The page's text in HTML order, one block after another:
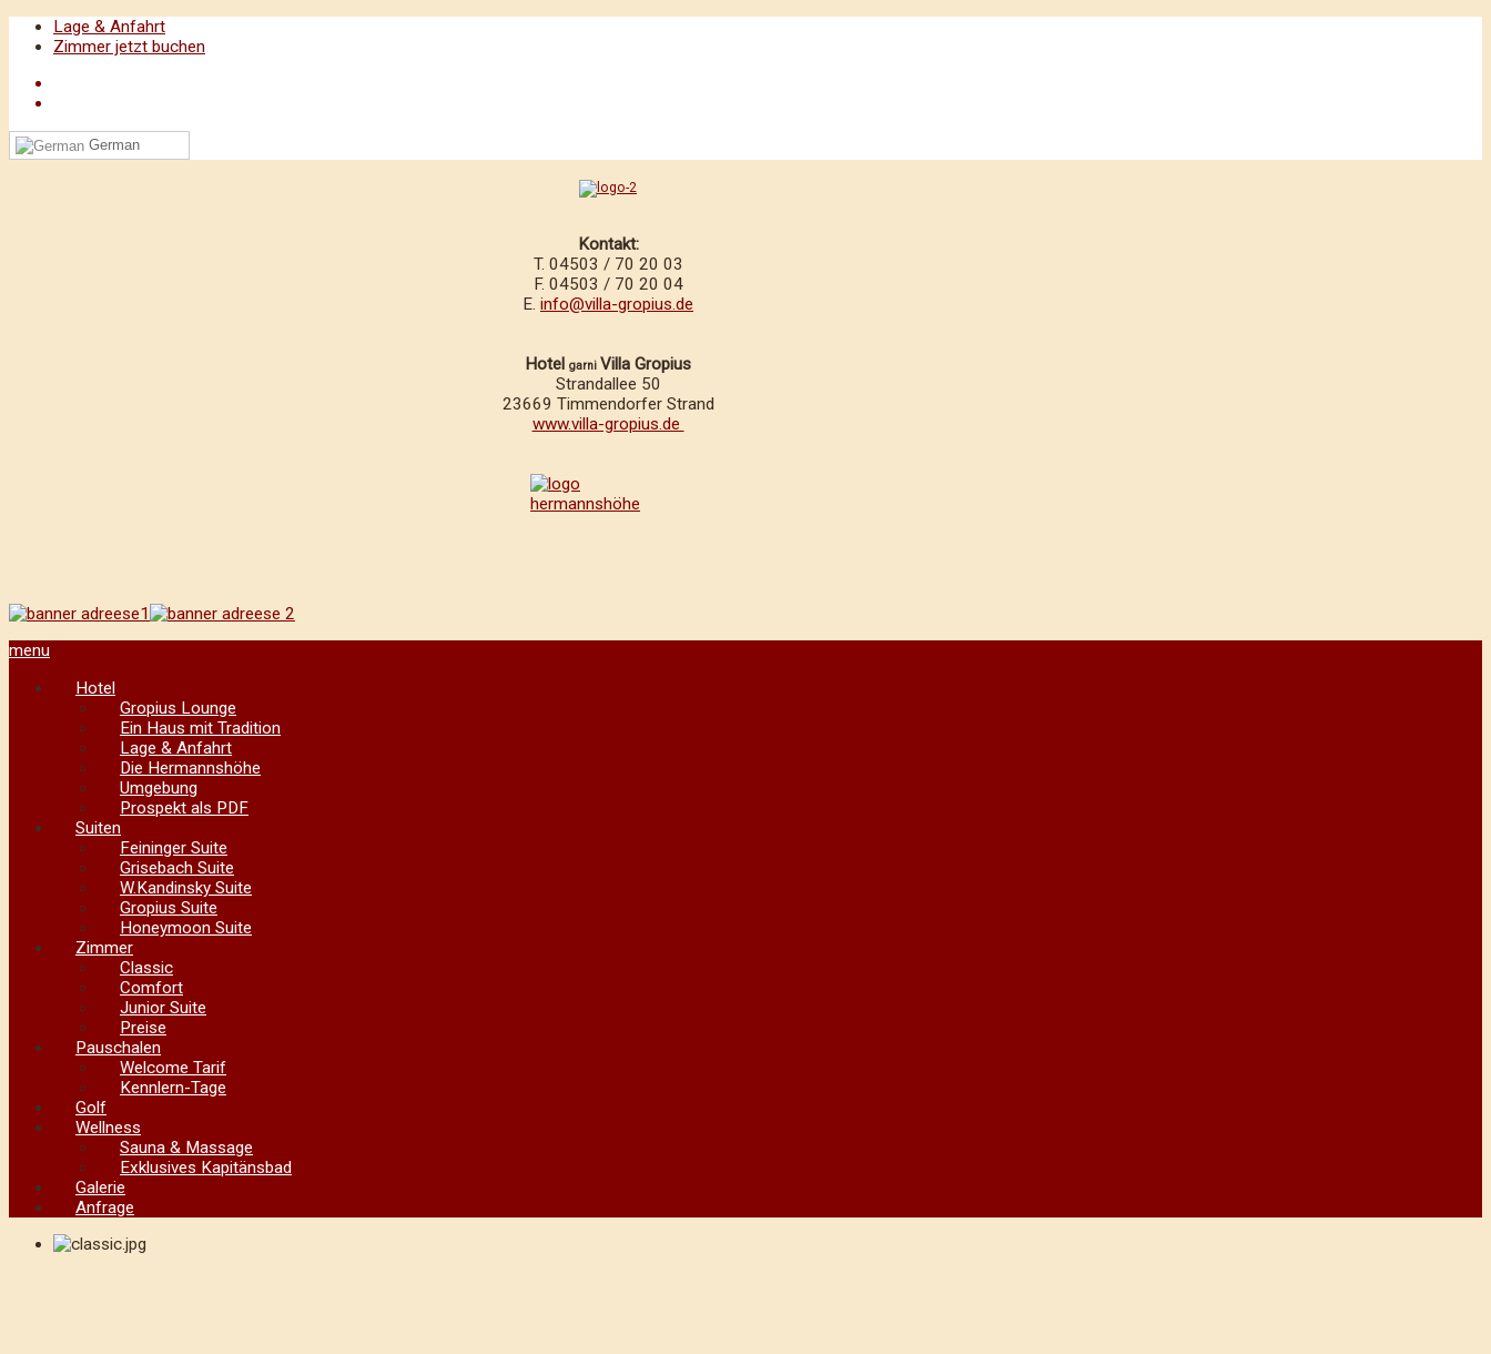
Lage & Anfahrt
Zimmer jetzt buchen
German
Kontakt:
T. 04503 / 70 20 03
F. 04503 / 70 20 04
E. info@villa-gropius.de
Hotel garni Villa Gropius
Strandallee 50
23669 Timmendorfer Strand
www.villa-gropius.de
menu
Hotel
Gropius Lounge
Ein Haus mit Tradition
Lage & Anfahrt
Die Hermannshöhe
Umgebung
Prospekt als PDF
Suiten
Feininger Suite
Grisebach Suite
W.Kandinsky Suite
Gropius Suite
Honeymoon Suite
Zimmer
Classic
Comfort
Junior Suite
Preise
Pauschalen
Welcome Tarif
Kennlern-Tage
Golf
Wellness
Sauna & Massage
Exklusives Kapitänsbad
Galerie
Anfrage